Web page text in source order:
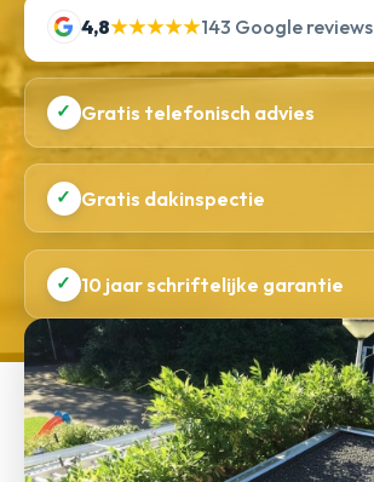
4,8★★★★★143 Google reviews
✓ Gratis telefonisch advies
✓ Gratis dakinspectie
✓ 10 jaar schriftelijke garantie